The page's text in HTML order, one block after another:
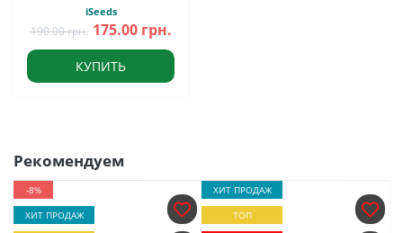
iSeeds
190.00 грн. 175.00 грн.
КУПИТЬ
Рекомендуем
-8%
ХИТ ПРОДАЖ
ХИТ ПРОДАЖ
ТОП